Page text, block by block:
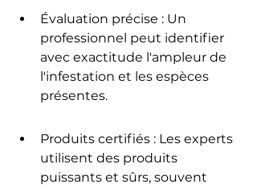
Évaluation précise : Un
professionnel peut identifier
avec exactitude l'ampleur de
l'infestation et les espèces
présentes.
Produits certifiés : Les experts
utilisent des produits
puissants et sûrs, souvent